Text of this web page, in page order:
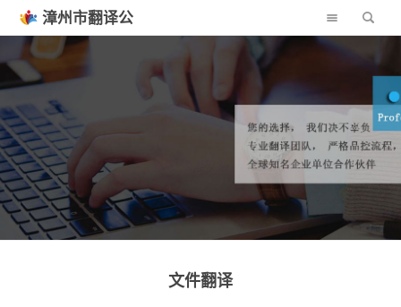
漳州市翻译公
司
文件翻译